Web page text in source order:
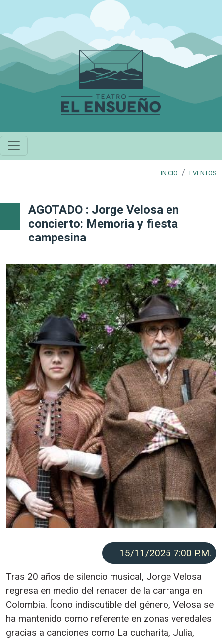
Pasar al contenido principal
INICIO EVENTOS
AGOTADO : Jorge Velosa en
concierto: Memoria y fiesta
campesina
15/11/2025 7:00 P.M.
Tras 20 años de silencio musical, Jorge Velosa
regresa en medio del renacer de la carranga en
Colombia. Ícono indiscutible del género, Velosa se
ha mantenido como referente en zonas veredales
gracias a canciones como La cucharita, Julia,